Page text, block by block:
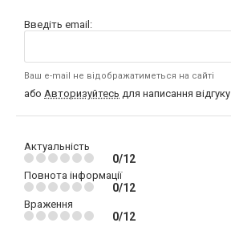
Введіть email:
Ваш e-mail не відображатиметься на сайті
або Авторизуйтесь для написання відгуку
Актуальність
0/12
Повнота інформації
0/12
Враження
0/12